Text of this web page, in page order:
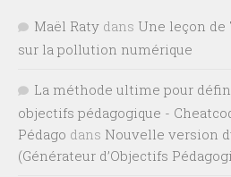
Maël Raty dans Une leçon
sur la pollution numérique
La méthode ultime pour
objectifs pédagogique -
Pédago dans Nouvelle version
(Générateur d’Objectifs